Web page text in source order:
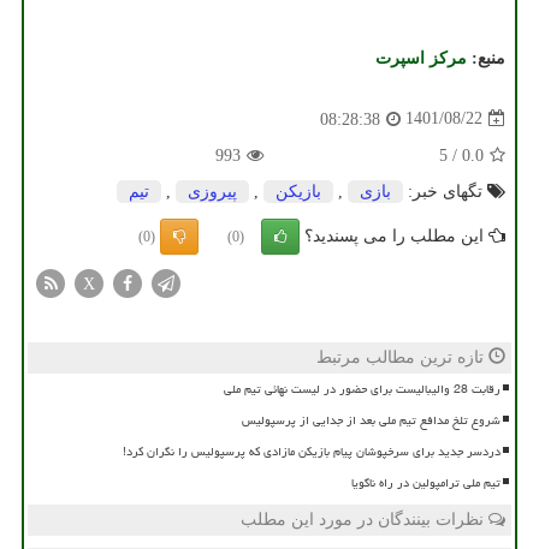
منبع: مركز اسپرت
1401/08/22
08:28:38
0.0
/
5
993
تگهای خبر:
بازی بازیكن پیروزی تیم
این مطلب را می پسندید؟ (0)
(0)
X
تازه ترین مطالب مرتبط
رقابت 28 والیبالیست برای حضور در لیست نهائی تیم ملی
شروع تلخ مدافع تیم ملی بعد از جدایی از پرسپولیس
دردسر جدید برای سرخپوشان پیام بازیکن مازادی که پرسپولیس را نگران کرد!
تیم ملی ترامپولین در راه ناگویا
نظرات بینندگان در مورد این مطلب